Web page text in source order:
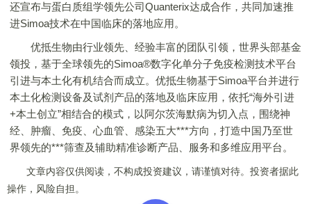
还宣布与蛋白质组学领先公司Quanterix达成合作，共同加速推
进Simoa技术在中国临床的落地应用。
优抵生物由行业领先、经验丰富的团队引领，世界头部基金
领投，基于全球领先的Simoa®数字化单分子免疫检测技术平台
引进与本土化有机结合而成立。优抵生物基于Simoa平台并进行
本土化检测设备及试剂产品的落地及临床应用，依托“海外引进
+本土创立”相结合的模式，以阿尔茨海默病为切入点，围绕神
经、肿瘤、免疫、心血管、感染五大***方向，打造中国乃至世
界领先的***筛查及辅助精准诊断产品、服务和多维应用平台。
文章内容仅供阅读，不构成投资建议，请谨慎对待。投资者据此
操作，风险自担。